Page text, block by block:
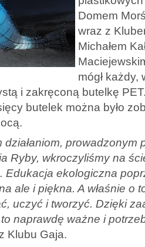
Domem
wraz z
Michałem
mógł każdy,
i zakręconą butelkę
butelek można było
prowadzonym
Ryby, wkroczyliśmy na
Edukacja ekologiczna
ale i piękna. A właśnie o
uczyć i tworzyć. Dzięki
naprawdę ważne i
z Klubu Gaja.